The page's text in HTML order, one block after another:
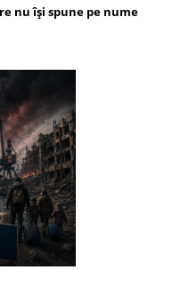
nu își spune pe nume